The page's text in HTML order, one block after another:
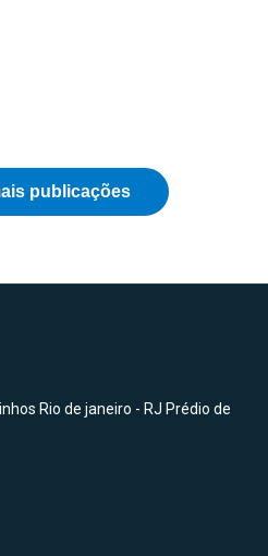
Rio de janeiro - RJ Prédio de